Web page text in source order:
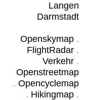
Langen
Darmstadt
Openskymap.
FlightRadar.
Verkehr.
Openstreetmap
. Opencyclemap
. Hikingmap.